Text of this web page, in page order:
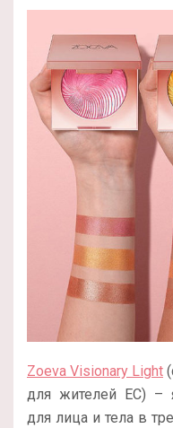
Zoeva Visionary Light
для жителей ЕС) –
для лица и тела в